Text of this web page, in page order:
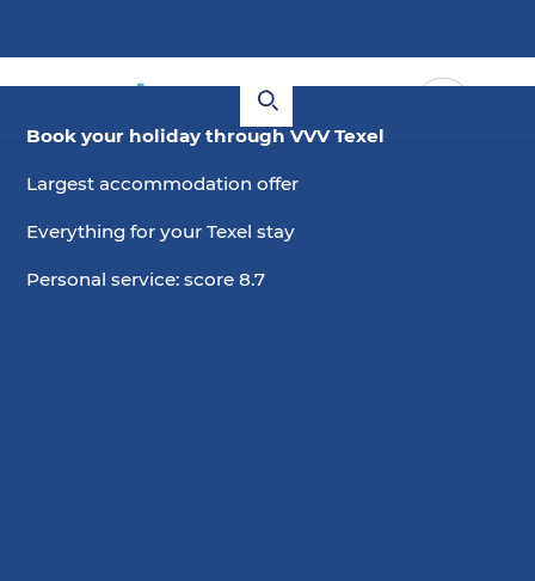
Book your holiday through VVV Texel
Largest accommodation offer
Everything for your Texel stay
Personal service: score 8.7